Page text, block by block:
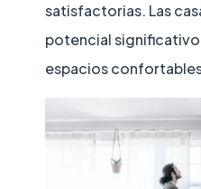
satisfactorias. Las
potencial
espacios